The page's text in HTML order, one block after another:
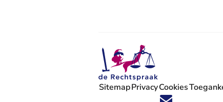
Volg ons op X (Twitter) - U
Volg ons op Facebook - U
Volg ons op Instagram - U
Volg ons op Youtube -
Volg ons op
'Blijf op de
SitemapPrivacyCookies